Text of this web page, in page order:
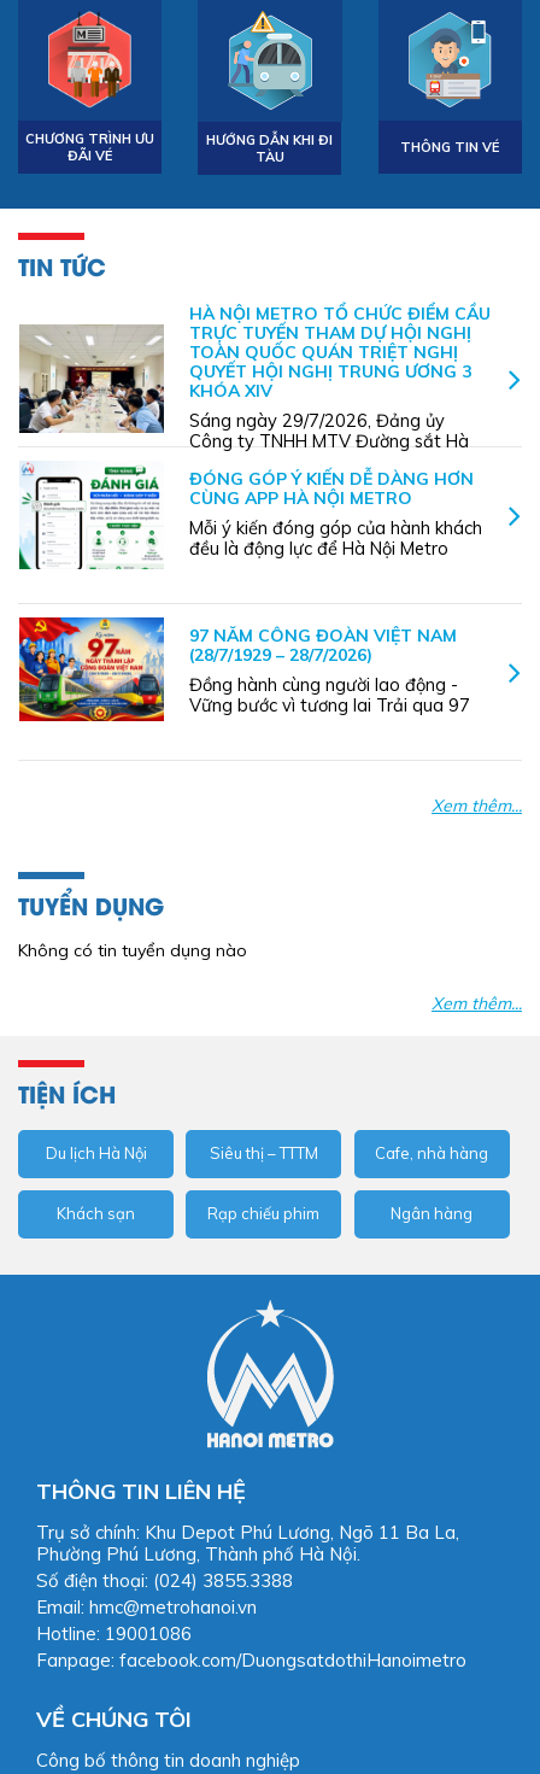
CHƯƠNG TRÌNH ƯU
ĐÃI VÉ
HƯỚNG DẪN KHI ĐI
TÀU
THÔNG TIN VÉ
TIN TỨC
HÀ NỘI METRO TỔ CHỨC ĐIỂM CẦU
TRỰC TUYẾN THAM DỰ HỘI NGHỊ
TOÀN QUỐC QUÁN TRIỆT NGHỊ
QUYẾT HỘI NGHỊ TRUNG ƯƠNG 3
KHÓA XIV
Sáng ngày 29/7/2026, Đảng ủy
Công ty TNHH MTV Đường sắt Hà
điểm cầu trực tuyến tham dự Hội
nghị toàn quốc nghiên cứu, học tập,
quán triệt và triển khai thực hiện
Nghị quyết Hội nghị lần thứ ba Ban
ĐÓNG GÓP Ý KIẾN DỄ DÀNG HƠN
CÙNG APP HÀ NỘI METRO
Mỗi ý kiến đóng góp của hành khách
đều là động lực để Hà Nội Metro
tính năng "Đánh giá" trên App Hà
Nội Metro, hành khách có thể dễ
dàng gửi phản hồi, góp ý hoặc ...
97 NĂM CÔNG ĐOÀN VIỆT NAM
(28/7/1929 – 28/7/2026)
Đồng hành cùng người lao động -
Vững bước vì tương lai Trải qua 97
cậy, đại diện bảo vệ quyền và lợi ích
Xem thêm...
TUYỂN DỤNG
Không có tin tuyển dụng nào
Xem thêm...
TIỆN ÍCH
Du lịch Hà Nội Siêu thị – TTTM Cafe, nhà hàng
Khách sạn Rạp chiếu phim Ngân hàng
THÔNG TIN LIÊN HỆ
Trụ sở chính: Khu Depot Phú Lương, Ngõ 11 Ba La,
Phường Phú Lương, Thành phố Hà Nội.
Số điện thoại: (024) 3855.3388
Email: hmc@metrohanoi.vn
Hotline: 19001086
Fanpage: facebook.com/DuongsatdothiHanoimetro
VỀ CHÚNG TÔI
Công bố thông tin doanh nghiệp